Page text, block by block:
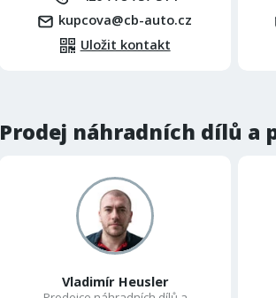
kupcova@cb-auto.cz
Uložit kontakt
Prodej náhradních dílů a
Vladimír Heusler